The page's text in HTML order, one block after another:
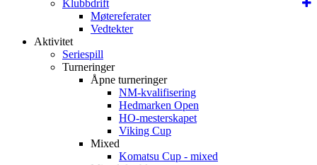
Klubbdrift
Møtereferater
Vedtekter
Aktivitet
Seriespill
Turneringer
Åpne turneringer
NM-kvalifisering
Hedmarken Open
HO-mesterskapet
Viking Cup
Mixed
Komatsu Cup - mixed